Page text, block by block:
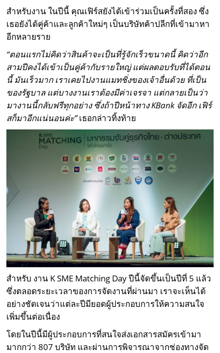
สำหรับงาน ในปีนี้ คุณเฟิร์สยังได้เข้าร่วมเป็นครั้งที่สอง ซึ่ง
เธอยังได้คู่ค้าและลูกค้าใหม่ๆ เป็นบริษัทค้าปลีกที่เข้ามาหา
อีกหลายราย
“ตอนแรกไม่คิดว่าสินค้าจะเป็นที่รู้จักเร็วขนาดนี้ คิดว่าอีก
สามปีคงได้เข้าเป็นคู่ค้ากับรายใหญ่ แต่ผลตอบรับที่ได้ตอน
นี้ มันเร็วมาก เราเคยไปงานแมทชิ่งของเจ้าอื่นด้วย ที่เป็น
ของรัฐบาล แต่บางงานเราต้องมีค่าเจรจา แต่กลายเป็นว่า
มางานนี้กลับฟรีทุกอย่าง ซึ่งถ้าปีหน้าทางKBank จัดอีก เฟิร์
สก็มาอีกแน่นอนค่ะ”เธอกล่าวทิ้งท้าย
สำหรับ งาน K SME Matching Day ปีนี้จัดขึ้นเป็นปีที่ 5 แล้ว
ซึ่งตลอดระยะเวลาของการจัดงานที่ผ่านมา เราจะเห็นได้
อย่างชัดเจนว่าแต่ละปีมียอดผู้ประกอบการให้ความสนใจ
เพิ่มขึ้นต่อเนื่อง
โดยในปีนี้มีผู้ประกอบการที่สนใจส่งเอกสารสมัครเข้ามา
มากกว่า 807 บริษัท และผ่านการพิจารณาจากช่องทางจัด